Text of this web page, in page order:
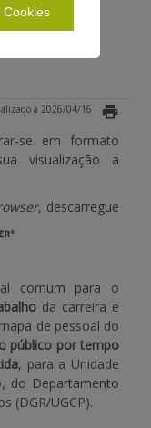
a 2026/04/16
se em formato
visualização a
, descarregue
comum para o
da carreira e
de pessoal do
público por tempo
, para a Unidade
do Departamento
(DGR/UGCP).
Cookies